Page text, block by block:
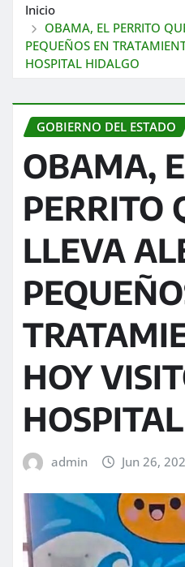
Inicio
OBAMA, EL PERRITO
PEQUEÑOS EN
HOSPITAL HIDALGO
GOBIERNO DEL ESTADO
OBAMA,
PERRITO
LLEVA
HOY
admin Jun 26,